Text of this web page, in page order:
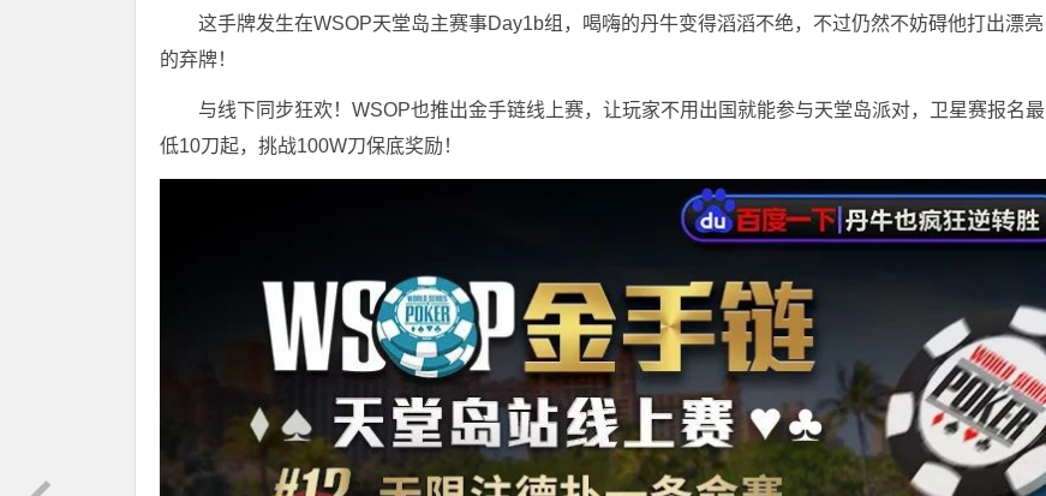
这手牌发生在WSOP天堂岛主赛事Day1b组，喝嗨的丹牛变得滔滔不绝，不过仍然不妨碍他打出漂亮
的弃牌！
与线下同步狂欢！WSOP也推出金手链线上赛，让玩家不用出国就能参与天堂岛派对，卫星赛报名最
低10刀起，挑战100W刀保底奖励！